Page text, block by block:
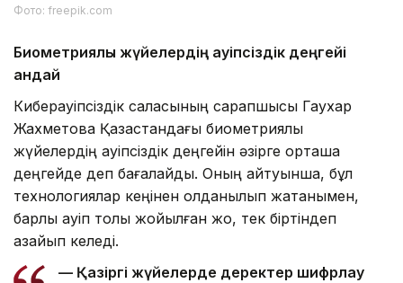
Фото: freepik.com
Биометриялық жүйелердің қауіпсіздік деңгейі
қандай
Киберқауіпсіздік саласының сарапшысы Гаухар
Жахметова Қазақстандағы биометриялық
жүйелердің қауіпсіздік деңгейін әзірге орташа
деңгейде деп бағалайды. Оның айтуынша, бұл
технологиялар кеңінен қолданылып жатқанымен,
барлық қауіп толық жойылған жоқ, тек біртіндеп
азайып келеді.
— Қазіргі жүйелерде деректер шифрлау